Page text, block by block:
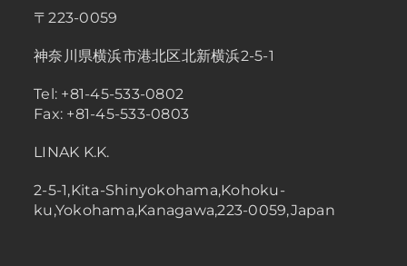
〒223-0059
神奈川県横浜市港北区北新横浜2-5-1
Tel: +81-45-533-0802
Fax: +81-45-533-0803
LINAK K.K.
2-5-1,Kita-Shinyokohama,Kohoku-
ku,Yokohama,Kanagawa,223-0059,Japan